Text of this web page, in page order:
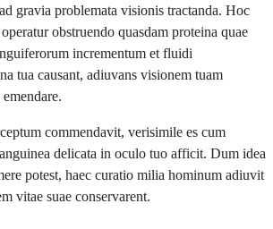
gravia problemata visionis tractanda. Hoc
obstruendo quasdam proteina quae
incrementum et fluidi
tua causant, adiuvans visionem tuam
commendavit, verisimile es cum
delicata in oculo tuo afficit. Dum idea
potest, haec curatio milia hominum adiuvit
vitae suae conservarent.